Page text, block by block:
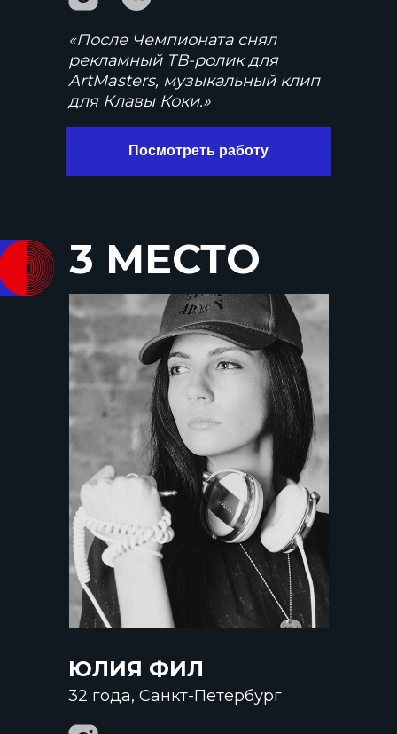
«После Чемпионата снял
рекламный ТВ-ролик для
ArtMasters, музыкальный клип
для Клавы Коки.»
Посмотреть работу
3 МЕСТО
32 года, Санкт-Петербург
ЮЛИЯ ФИЛ